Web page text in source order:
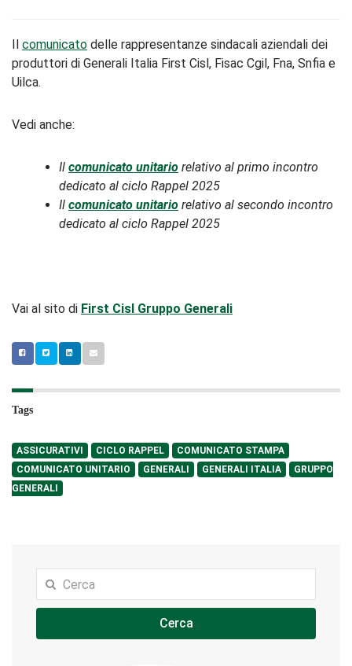
Il comunicato delle rappresentanze sindacali aziendali dei
produttori di Generali Italia First Cisl, Fisac Cgil, Fna, Snfia e
Uilca.
Vedi anche:
Il comunicato unitario relativo al primo incontro
dedicato al ciclo Rappel 2025
Il comunicato unitario relativo al secondo incontro
dedicato al ciclo Rappel 2025
Vai al sito di First Cisl Gruppo Generali
Tags
ASSICURATIVI CICLO RAPPEL
COMUNICATO STAMPA
COMUNICATO UNITARIO
GENERALI GENERALI ITALIA
GRUPPO
GENERALI
Cerca